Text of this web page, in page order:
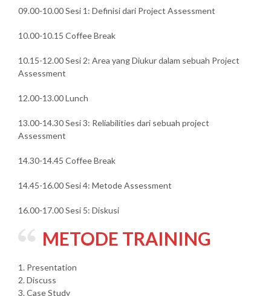
09.00-10.00 Sesi 1: Definisi dari Project Assessment
10.00-10.15 Coffee Break
10.15-12.00 Sesi 2: Area yang Diukur dalam sebuah Project
Assessment
12.00-13.00 Lunch
13.00-14.30 Sesi 3: Reliabilities dari sebuah project
Assessment
14.30-14.45 Coffee Break
14.45-16.00 Sesi 4: Metode Assessment
16.00-17.00 Sesi 5: Diskusi
METODE TRAINING
1. Presentation
2. Discuss
3. Case Study